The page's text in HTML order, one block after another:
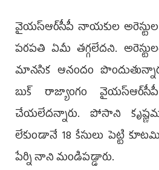
వైయ‌స్ఆర్‌సీపీ నాయకుల
పరపతి ఏమీ తగ్గలేదని.
మానసిక ఆనందం
బుక్ రాజ్యాంగం
చేయలేదన్నారు. పోసాని
లేకుండానే 18 కేసులు పెట్టి
పేర్ని నాని మండిపడ్డారు.